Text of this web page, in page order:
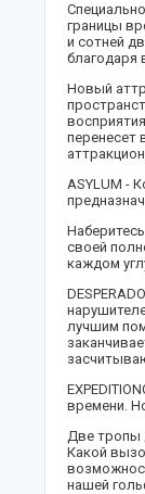
границы
и сотней
благодаря
Новый
перенесет
ASYLUM -
своей
каждом
лучшим
времени.
Две тропы
Какой
нашей